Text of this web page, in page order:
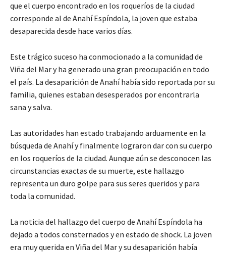
que el cuerpo encontrado en los roqueríos de la ciudad
corresponde al de Anahí Espíndola, la joven que estaba
desaparecida desde hace varios días.
Este trágico suceso ha conmocionado a la comunidad de
Viña del Mar y ha generado una gran preocupación en todo
el país. La desaparición de Anahí había sido reportada por su
familia, quienes estaban desesperados por encontrarla
sana y salva.
Las autoridades han estado trabajando arduamente en la
búsqueda de Anahí y finalmente lograron dar con su cuerpo
en los roqueríos de la ciudad. Aunque aún se desconocen las
circunstancias exactas de su muerte, este hallazgo
representa un duro golpe para sus seres queridos y para
toda la comunidad.
La noticia del hallazgo del cuerpo de Anahí Espíndola ha
dejado a todos consternados y en estado de shock. La joven
era muy querida en Viña del Mar y su desaparición había